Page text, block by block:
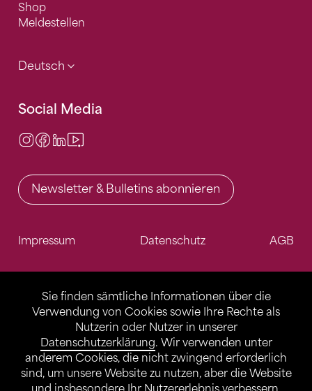
Sie finden sämtliche Informationen über die
Verwendung von Cookies sowie Ihre Rechte als
Nutzerin oder Nutzer in unserer
Datenschutzerklärung. Wir verwenden unter
anderem Cookies, die nicht zwingend erforderlich
sind, um unsere Website zu nutzen, aber die Website
Shop
Meldestellen
Deutsch
Social Media
Instagram
Facebook
LinkedIn
Newsletter & Bulletins abonnieren
Impressum Datenschutz AGB